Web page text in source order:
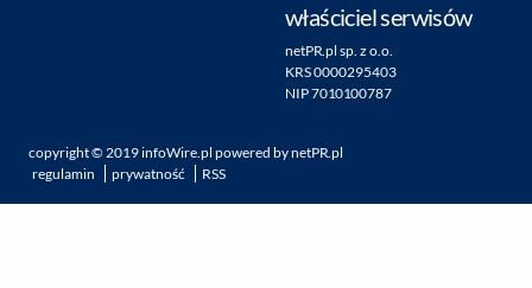
właściciel serwisów
netPR.pl sp. z o.o.
KRS 0000295403
NIP 7010100787
copyright ©2019infoWire.pl powered bynetPR.pl
regulamin
prywatność RSS